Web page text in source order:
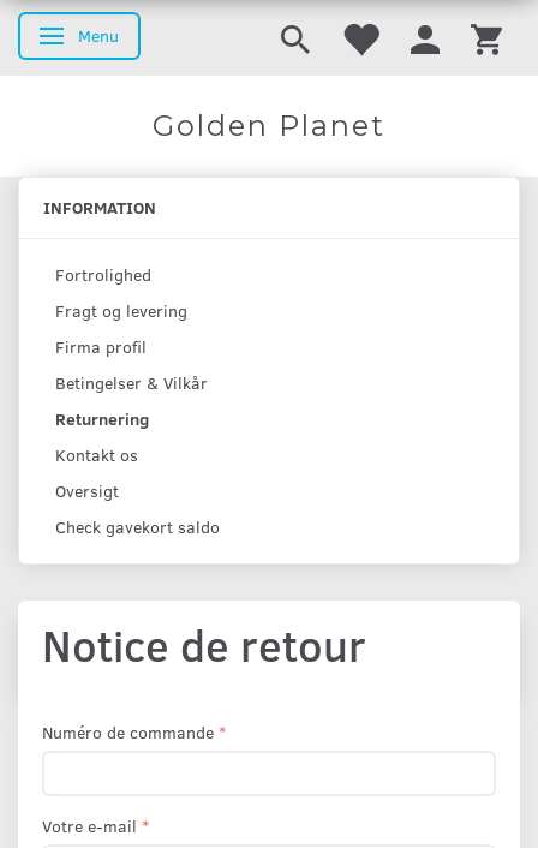
Basculer la navigation
Menu
Golden Planet
INFORMATION
Fortrolighed
Fragt og levering
Firma profil
Betingelser & Vilkår
Returnering
Kontakt os
Oversigt
Check gavekort saldo
Notice de retour
Numéro de commande
Votre e-mail